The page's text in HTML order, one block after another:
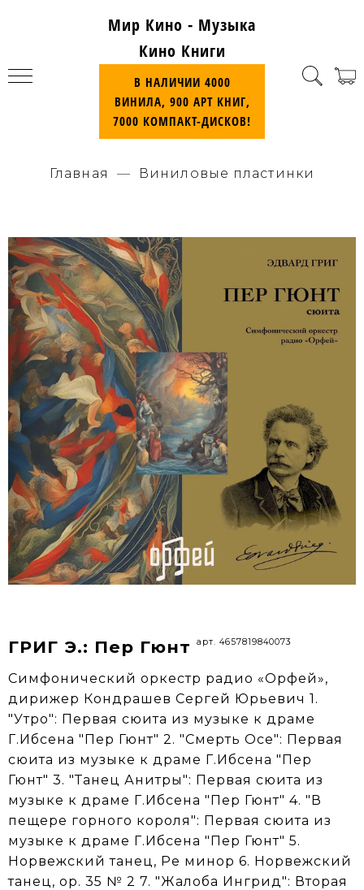
Мир Кино - Музыка
Кино Книги
В НАЛИЧИИ 4000
ВИНИЛА, 900 АРТ КНИГ,
7000 КОМПАКТ-ДИСКОВ!
Главная Виниловые пластинки
ГРИГ Э.: Пер Гюнт арт. 4657819840073
Симфонический оркестр радио «Орфей»,
дирижер Кондрашев Сергей Юрьевич 1.
"Утро": Первая сюита из музыке к драме
Г.Ибсена "Пер Гюнт" 2. "Смерть Осе": Первая
сюита из музыке к драме Г.Ибсена "Пер
Гюнт" 3. "Танец Анитры": Первая сюита из
музыке к драме Г.Ибсена "Пер Гюнт" 4. "В
пещере горного короля": Первая сюита из
музыке к драме Г.Ибсена "Пер Гюнт" 5.
Норвежский танец, Ре минор 6. Норвежский
танец, op. 35 № 2 7. "Жалоба Ингрид": Вторая